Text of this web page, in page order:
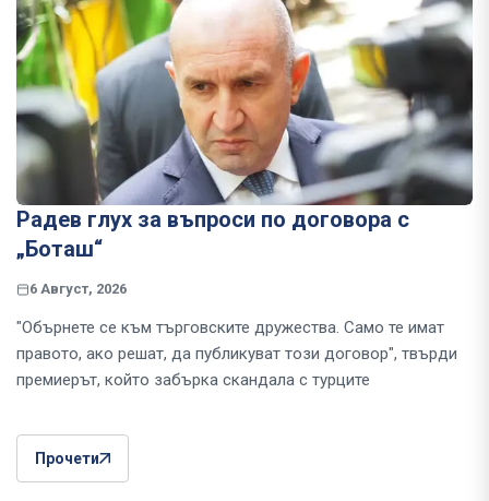
Радев глух за въпроси по договора с
„Боташ“
6 Август, 2026
"Обърнете се към търговските дружества. Само те имат
правото, ако решат, да публикуват този договор", твърди
премиерът, който забърка скандала с турците
Прочети